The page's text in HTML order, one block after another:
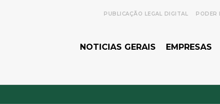
PUBLICAÇÃO LEGAL DIGITAL PODER
NOTICIAS GERAIS EMPRESAS